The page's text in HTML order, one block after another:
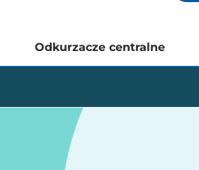
Odkurzacze centralne